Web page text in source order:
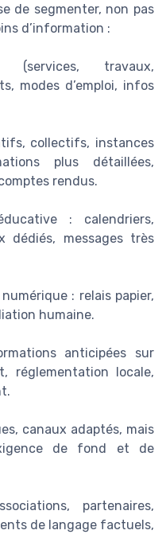
de segmenter, non pas
d’information :
(services, travaux,
modes d’emploi, infos
collectifs, instances
plus détaillées,
rendus.
: calendriers,
dédiés, messages très
: relais papier,
humaine.
anticipées sur
réglementation locale,
canaux adaptés, mais
de fond et de
partenaires,
de langage factuels,